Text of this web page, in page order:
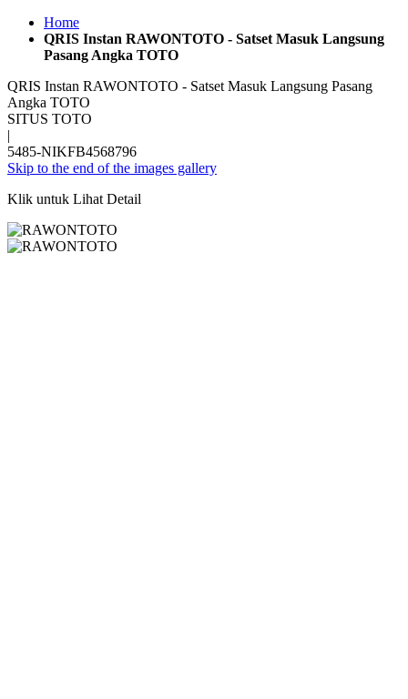
Home
QRIS Instan RAWONTOTO - Satset Masuk Langsung
Pasang Angka TOTO
QRIS Instan RAWONTOTO - Satset Masuk Langsung Pasang
Angka TOTO
SITUS TOTO
|
5485-NIKFB4568796
Skip to the end of the images gallery
Klik untuk Lihat Detail